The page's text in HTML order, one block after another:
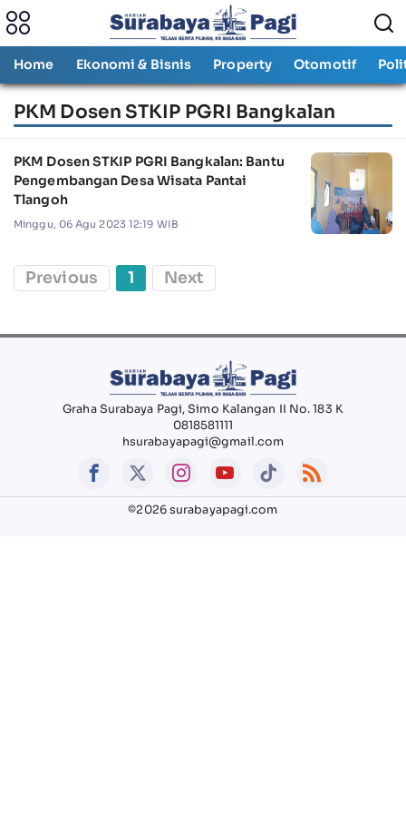
Home Ekonomi & Bisnis Property Otomotif
PKM Dosen STKIP PGRI Bangkalan
PKM Dosen STKIP PGRI Bangkalan: Bantu
Pengembangan Desa Wisata Pantai
Tlangoh
Minggu, 06 Agu 2023 12:19 WIB
Previous 1 Next
Graha Surabaya Pagi, Simo Kalangan II No. 183 K
0818581111
hsurabayapagi@gmail.com
©2026 surabayapagi.com